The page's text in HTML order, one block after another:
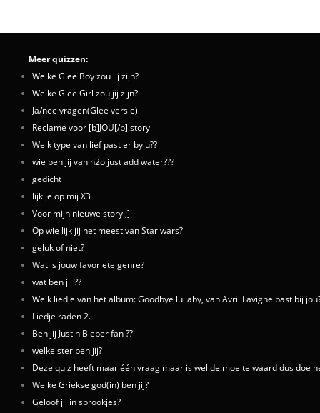
Meer quizzen:
Welke Glee Boy zou jij zijn?
Welke Glee Girl zou jij zijn?
Ja/nee vragen(Glee versie)
Reclame voor [b]JOU[/b] story
Welk type van lief past er by u??
wie ben jij van h2o just add water???
gedicht
lijk je op mij X3
Voor mijn nieuwe story ;]
Op wie lijk jij het meest van Star wars?
geluk of niet?
Wat is jouw favoriete genre?
wat ben jij ??
Welk liedje van het album: Goodbye lullaby, van Avril Lavigne past bij
Liedje raden 2.
Ben jij Justin Bieber fan ??
welke ster ben jij?
Deze quiz heeft maar één vraag maar is wel de moeite waard dus doe
Welke Griekse god(in) ben jij?
Geloof jij in sprookjes?